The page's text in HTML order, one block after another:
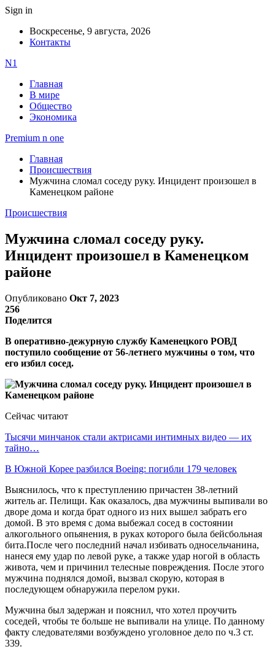
Sign in
Воскресенье, 9 августа, 2026
Контакты
N1
Главная
В мире
Общество
Экономика
Premium n one
Главная
Происшествия
Мужчина сломал соседу руку. Инцидент произошел в
Каменецком районе
Происшествия
Мужчина сломал соседу руку.
Инцидент произошел в Каменецком
районе
Опубликовано Окт 7, 2023
256
Поделится
В оперативно-дежурную службу Каменецкого РОВД
поступило сообщение от 56-летнего мужчины о том, что
его избил сосед.
Сейчас читают
Тысячи минчанок стали актрисами интимных видео — их
тайно…
В Южной Корее разбился Boeing: погибли 179 человек
Выяснилось, что к преступлению причастен 38-летний
житель аг. Пелищи. Как оказалось, два мужчины выпивали во
дворе дома и когда брат одного из них вышел забрать его
домой. В это время с дома выбежал сосед в состоянии
алкогольного опьянения, в руках которого была бейсбольная
бита.После чего последний начал избивать односельчанина,
нанеся ему удар по левой руке, а также удар ногой в область
живота, чем и причинил телесные повреждения. После этого
мужчина поднялся домой, вызвал скорую, которая в
последующем обнаружила перелом руки.
Мужчина был задержан и пояснил, что хотел проучить
соседей, чтобы те больше не выпивали на улице. По данному
факту следователями возбуждено уголовное дело по ч.3 ст.
339.